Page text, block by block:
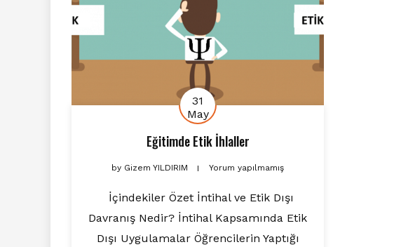
31
May
Eğitimde Etik İhlaller
by Gizem YILDIRIM Yorum yapılmamış
İçindekiler Özet İntihal ve Etik Dışı
Davranış Nedir? İntihal Kapsamında Etik
Dışı Uygulamalar Öğrencilerin Yaptığı